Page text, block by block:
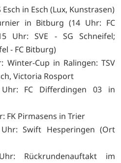
Esch in Esch (Lux, Kunstrasen)
in Bitburg (14 Uhr: FC
Uhr: SVE - SG Schneifel;
- FC Bitburg)
Winter-Cup in Ralingen: TSV
Victoria Rosport
Uhr: FC Differdingen 03 in
FK Pirmasens in Trier
Swift Hesperingen (Ort
Rückrundenauftakt im